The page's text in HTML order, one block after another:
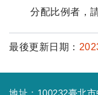
分配比例者，
最後更新日期：
地址：100232臺北市